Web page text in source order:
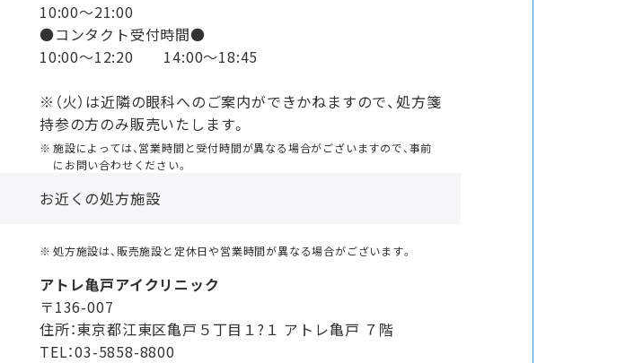
10:00〜21:00
●コンタクト受付時間●
10:00〜12:20 14:00〜18:45
※（火）は近隣の眼科へのご案内ができかねますので、処方箋
持参の方のみ販売いたします。
施設によっては、営業時間と受付時間が異なる場合がございますので、事前
にお問い合わせください。
お近くの処方施設
処方施設は、販売施設と定休日や営業時間が異なる場合がございます。
アトレ亀戸アイクリニック
〒136-007
住所：東京都江東区亀戸５丁目１?１ アトレ亀戸 ７階
TEL：03-5858-8800